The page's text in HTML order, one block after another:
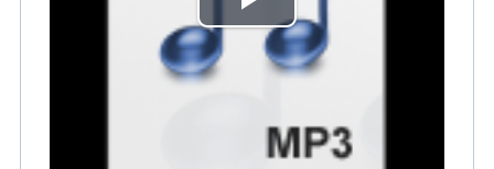
Play
Video